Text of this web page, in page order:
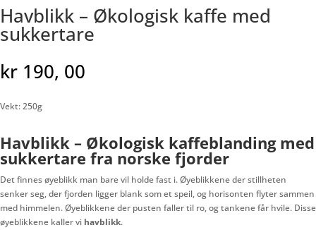
Havblikk – Økologisk kaffe med
sukkertare
kr 190, 00
Vekt: 250g
Havblikk – Økologisk kaffeblanding med
sukkertare fra norske fjorder
Det finnes øyeblikk man bare vil holde fast i. Øyeblikkene der stillheten
senker seg, der fjorden ligger blank som et speil, og horisonten flyter sammen
med himmelen. Øyeblikkene der pusten faller til ro, og tankene får hvile. Disse
øyeblikkene kaller vi havblikk.